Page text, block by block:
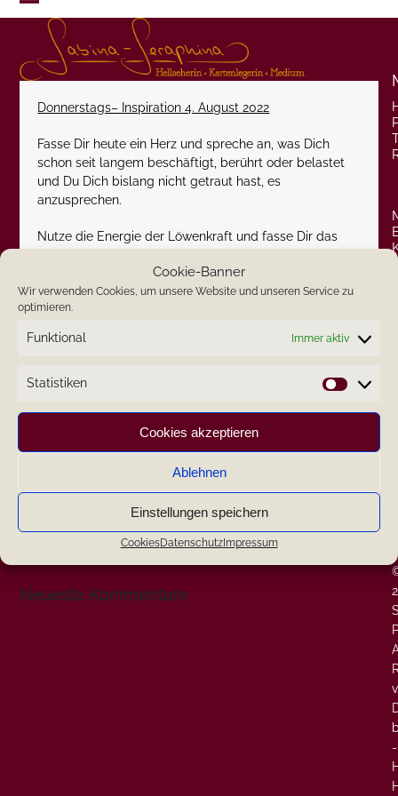
Cookie-Banner
Wir verwenden Cookies, um unsere Website und unseren Service zu
optimieren.
Funktional Immer aktiv
Statistiken
Cookies akzeptieren
Ablehnen
Einstellungen speichern
CookiesDatenschutzImpressum
Skip
Open
mobile
menu
Close
mobile
menu
Donnerstags– Inspiration 4. August 2022
Fasse Dir heute ein Herz und spreche an, was Dich
schon seit langem beschäftigt, berührt oder belastet
und Du Dich bislang nicht getraut hast, es
anzusprechen.
Nutze die Energie der Löwenkraft und fasse Dir das
Erleichterung bei ungeklärten Situationen.
Herzlichst
Deine Sabina-Seraphina
Neueste Kommentare
-